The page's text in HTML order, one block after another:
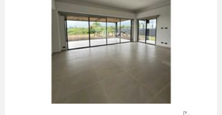
VIEW DETAILS